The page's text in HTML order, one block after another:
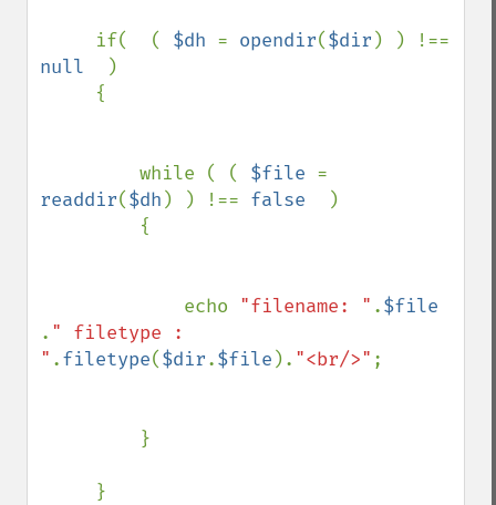
     if(  (
$dh = opendir($dir
null
)
         while ( (
$file
readdir($dh ) ) !== false
)
             echo
"filename: " .
. " filetype :
" .filetype($dir.$file ). "<br/>" ;